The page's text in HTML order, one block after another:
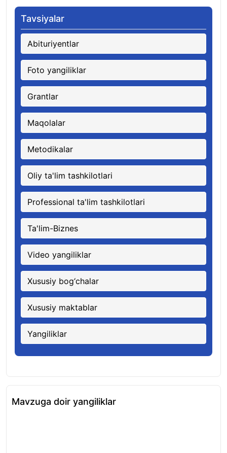
Tavsiyalar
Abituriyentlar
Foto yangiliklar
Grantlar
Maqolalar
Metodikalar
Oliy ta'lim tashkilotlari
Professional ta'lim tashkilotlari
Ta'lim-Biznes
Video yangiliklar
Xususiy bog‘chalar
Xususiy maktablar
Yangiliklar
Mavzuga doir yangiliklar